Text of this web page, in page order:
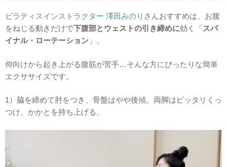
ピラティスインストラクター 澤田みのり さんおすすめは、お腹
をねじる動きだけで下腹部とウェストの引き締めに効く「スパ
イナル・ローテーション 」。
仰向けから起き上がる腹筋が苦手…そんな方にぴったりな簡単
エクササイズです。
1）脇を締めて肘をつき、骨盤はやや後傾。両脚はピッタリくっ
つけ、かかとを持ち上げる。